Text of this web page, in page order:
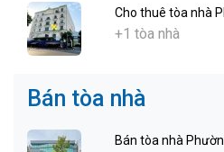
Cho thuê tòa nhà
+1 tòa nhà
Bán tòa nhà
Bán tòa nhà